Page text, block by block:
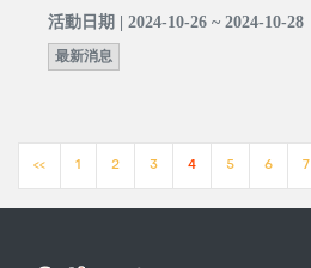
活動日期 | 2024-10-26 ~ 2024-10-28
最新消息
<< 1 2 3 4 5 6 7